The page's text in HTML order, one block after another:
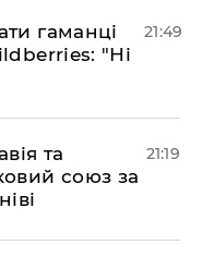
гаманці
"Ні
21:49
та
союз за
21:19